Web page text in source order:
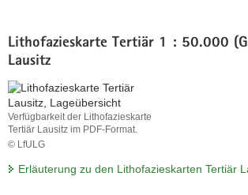
des
Sächsisch-
Böhmischen
Kreidebeckens.
Lithofazieskarte Tertiär 1 : 50.000
Lausitz
Verfügbarkeit der Lithofazieskarte
Tertiär Lausitz im PDF-Format.
© LfULG
derErläuterung zu den Lithofazieskarten Tertiär